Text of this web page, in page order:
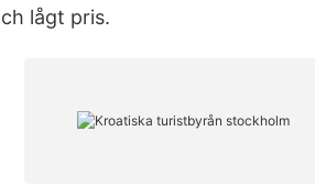
lågt pris.